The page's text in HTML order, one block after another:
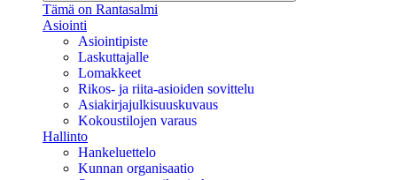
Tämä on Rantasalmi
Asiointi
Asiointipiste
Laskuttajalle
Lomakkeet
Rikos- ja riita-asioiden sovittelu
Asiakirjajulkisuuskuvaus
Kokoustilojen varaus
Hallinto
Hankeluettelo
Kunnan organisaatio